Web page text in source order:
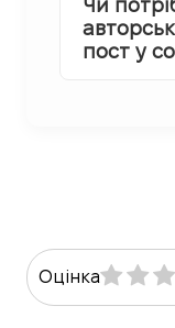
Чи
пост у
Оцінка